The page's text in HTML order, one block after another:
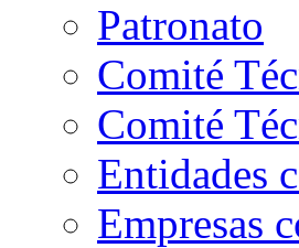
Patronato
Comité
Comité
Entidades
Empresas